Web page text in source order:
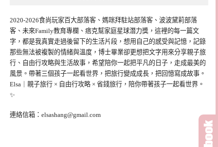
2020-2026食尚玩家百大部落客、媽咪拜駐站部落客、波波黛莉部落
客、未來Family教育專欄、痞克幫家庭星球潛力獎，這裡的每一篇文
字，都是我真實走過後留下的生活片段，想用自己的感受與記憶，記錄
那些無法被複製的情緒與溫度，博士畢業卻更想把文字用來分享親子旅
行、自由行攻略與生活故事，希望陪你一起把平凡的日子，走成最美的
風景。帶著三個孩子一起看世界，把旅行變成成長，把回憶寫成故事。
Elsa｜親子旅行 × 自由行攻略 × 省錢旅行，陪你帶著孩子一起看世界。
✨
連絡信箱： elsashang@gmail.com